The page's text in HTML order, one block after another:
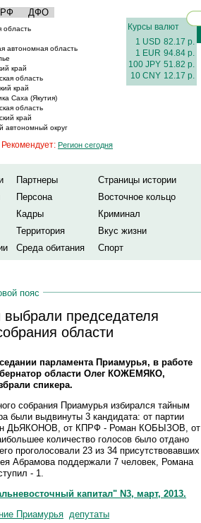
РФ ДФО
область
автономная область
край
область
край
Саха (Якутия)
область
край
автономный округ
Курсы валют
1 USD 82.17 р.
1 EUR 94.84 р.
100 JPY 51.82 р.
10 CNY 12.17 р.
Рекомендует: Регион сегодня
Партнеры
Страницы истории
Персона
Восточное кольцо
Кадры
Криминал
Территория
Вкус жизни
Среда обитания Спорт
пояс
председателя
области
парламента Приамурья, в работе
области Олег КОЖЕМЯКО,
спикера.
собрания Приамурья избирался тайным
были выдвинуты 3 кандидата: от партии
ДЬЯКОНОВ, от КПРФ - Роман КОБЫЗОВ, от
количество голосов было отдано
проголосовали 23 из 34 присутствовавших
Абрамова поддержали 7 человек, Романа
- 1.
капитал" N3, март, 2013.
Приамурья депутаты